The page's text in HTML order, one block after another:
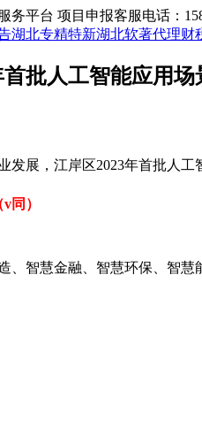
务平台 项目申报客服电话：
湖北专精特新湖北软著代理财
批人工智能应用
发展，江岸区2023年首批人工
同）
、智慧金融、智慧环保、智